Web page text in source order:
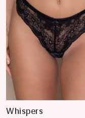
Whispers